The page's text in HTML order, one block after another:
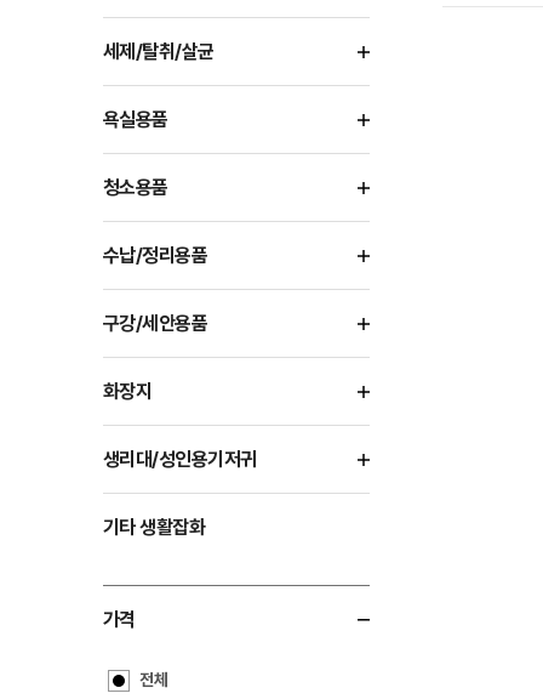
세제/탈취/살균
욕실용품
청소용품
수납/정리용품
구강/세안용품
화장지
생리대/성인용기저귀
기타 생활잡화
가격
전체